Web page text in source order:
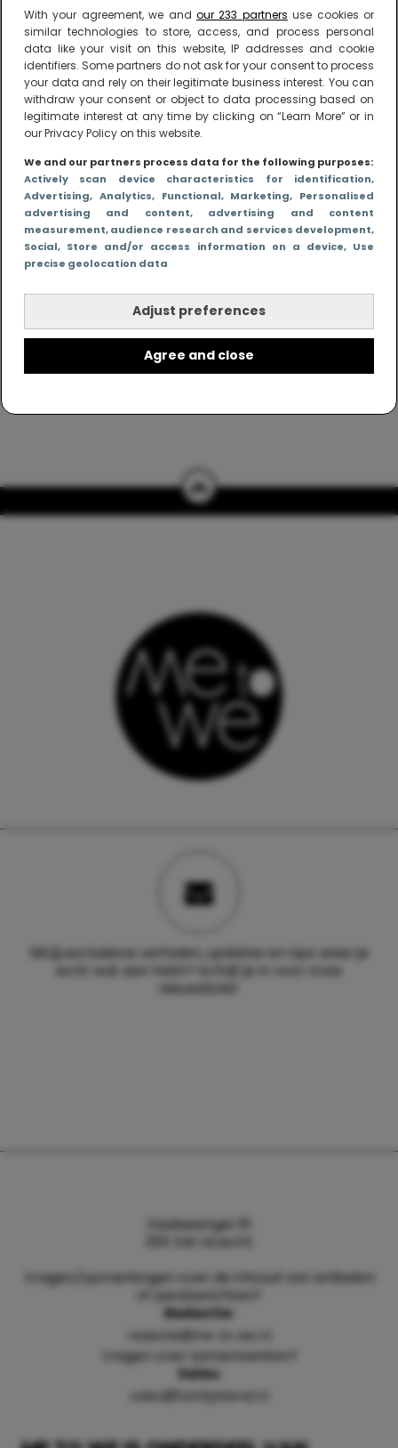
With your agreement, we and our 233 partners use cookies or
similar technologies to store, access, and process personal
data like your visit on this website, IP addresses and cookie
identifiers. Some partners do not ask for your consent to process
your data and rely on their legitimate business interest. You can
withdraw your consent or object to data processing based on
legitimate interest at any time by clicking on “Learn More” or in
our Privacy Policy on this website.
We and our partners process data for the following purposes:
Actively scan device characteristics for identification,
Advertising, Analytics, Functional, Marketing, Personalised
advertising and content, advertising and content
measurement, audience research and services development,
Social, Store and/or access information on a device, Use
precise geolocation data
Adjust preferences
Agree and close
Me to We – online magazine voor ouders met
een leven
Me to We is het tegengeluid op alle zoete verhalen
over ouderschap. We laten zien hoe het vaak écht
is om moeder te zijn en blijven genadeloos
realistisch. Altijd met een vette knipoog, maar wel
zonder filter. Gewoon, hoe het leven er aan toe
gaat met en naast een (eenouder)gezin. Dus
gegarandeerd een rommelig huis, schuimbekkende
peuters en boze kleuters achter het behang.
Wil jij exclusieve verhalen, updates en tips waar je
echt wat aan hebt? Schrijf je in voor onze
nieuwsbrief.
Daalsesingel 51
3511 SW Utrecht
Vragen/opmerkingen over de inhoud van artikelen
of persberichten?
Redactie:
redactie@me-to-we.nl
Vragen over samenwerken?
Sales:
sales@familyblend.nl